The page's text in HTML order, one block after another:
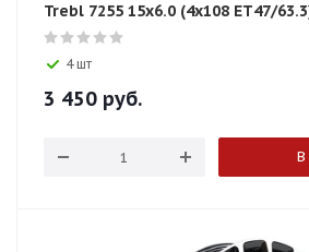
Trebl 7255 15x6.0 (4x108 ЕТ47/
4 шт
3 450 руб.
В